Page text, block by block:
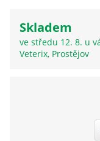
Skladem
ve středu 12. 8. u
Veterix, Prostějov